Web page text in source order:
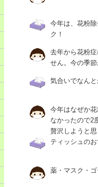
今年は、花粉
ク！
去年から花粉
せん。今の季
気合いでなん
今年はなぜか
なかったので2
贅沢しようと
ティッシュの
薬・マスク・